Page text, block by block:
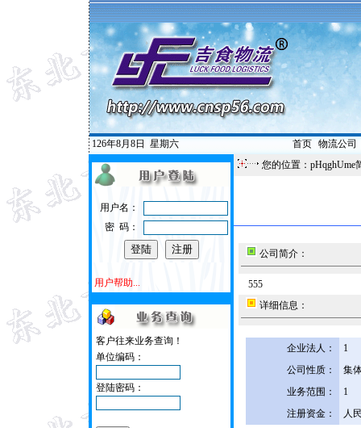
126年8月8日 星期六 首页| 物流公司
用户名：
密 码：
用户帮助...
客户往来业务查询！
单位编码：
登陆密码：
您的位置：pHqghUme
公司简介：
555
详细信息：
企业法人：
1
公司性质：
集
业务范围：
1
注册资金：
人